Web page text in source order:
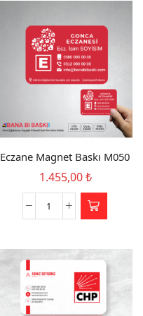
Eczane Magnet Baskı M050
Orijinal
fiyat:
2.900,00 ₺.
1.455,00₺Şu
andaki
fiyat:
Eczane
Baskı
M050
adet